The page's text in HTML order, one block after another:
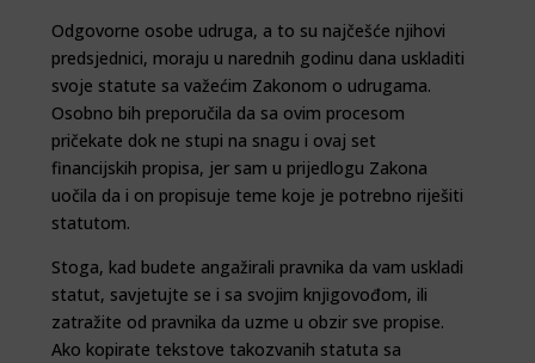
Odgovorne osobe udruga, a to su najčešće njihovi
predsjednici, moraju u narednih godinu dana uskladiti
svoje statute sa važećim Zakonom o udrugama.
Osobno bih preporučila da sa ovim procesom
pričekate dok ne stupi na snagu i ovaj set
financijskih propisa, jer sam u prijedlogu Zakona
uočila da i on propisuje teme koje je potrebno riješiti
statutom.
Stoga, kad budete angažirali pravnika da vam uskladi
statut, savjetujte se i sa svojim knjigovođom, ili
zatražite od pravnika da uzme u obzir sve propise.
Ako kopirate tekstove takozvanih statuta sa